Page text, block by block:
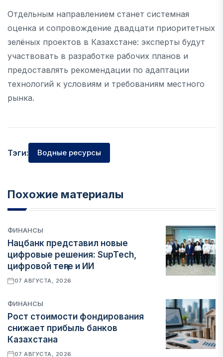
Отдельным направлением станет системная
оценка и сопровождение двадцати приоритетных
зелёных проектов в Казахстане: эксперты будут
участвовать в разработке рабочих планов и
предоставлять рекомендации по адаптации
технологий к условиям и требованиям местного
рынка.
Тэги: Водные ресурсы
Похожие материалы
ФИНАНСЫ
Нацбанк представил новые
цифровые решения: SupTech,
цифровой теңге и ИИ
07 АВГУСТА, 2026
ФИНАНСЫ
Рост стоимости фондирования
снижает прибыль банков
Казахстана
07 АВГУСТА, 2026